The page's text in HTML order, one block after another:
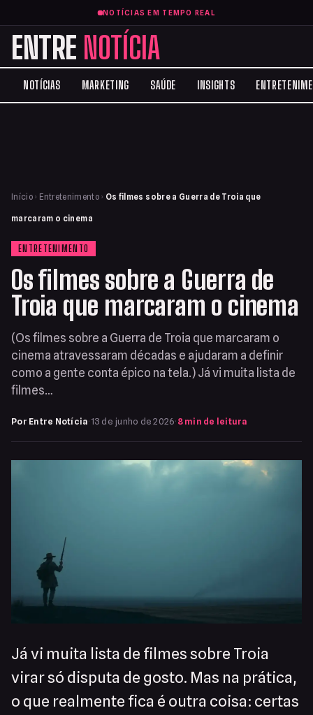
NOTÍCIAS EM TEMPO REAL
ENTRE NOTÍCIA
NOTÍCIAS MARKETING SAÚDE INSIGHTS
Início › Entretenimento › Os filmes sobre a Guerra de Troia que
marcaram o cinema
ENTRETENIMENTO
Os filmes sobre a Guerra de
Troia que marcaram o cinema
(Os filmes sobre a Guerra de Troia que marcaram o
cinema atravessaram décadas e ajudaram a definir
como a gente conta épico na tela.) Já vi muita lista de
filmes…
Por Entre Notícia· 13 de junho de 2026· 8 min de leitura
Já vi muita lista de filmes sobre Troia
virar só disputa de gosto. Mas na prática,
o que realmente fica é outra coisa: certas